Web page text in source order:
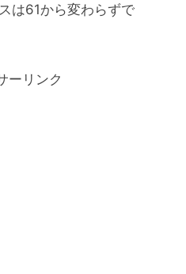
は61から変わらずで
ーリンク